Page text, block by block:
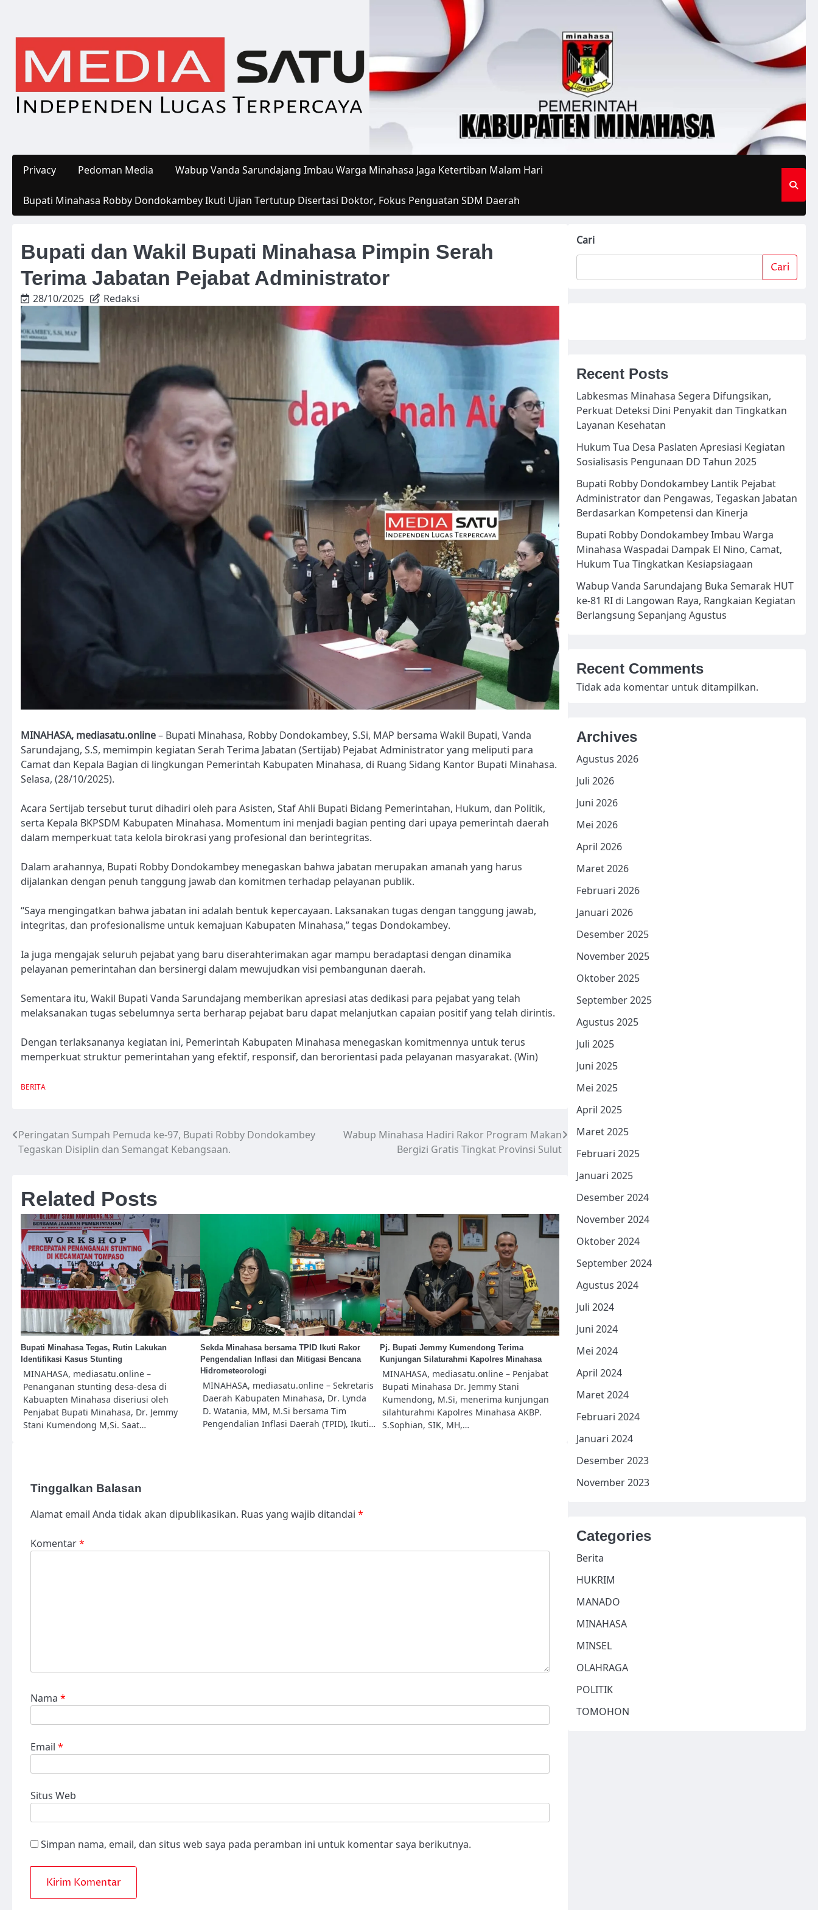
content
Privacy Pedoman Media Wabup Vanda Sarundajang Imbau Warga Minahasa Jaga Ketertiban Malam Hari
Bupati Minahasa Robby Dondokambey Ikuti Ujian Tertutup Disertasi Doktor, Fokus Penguatan SDM Daerah
Bupati dan Wakil Bupati Minahasa Pimpin Serah
Terima Jabatan Pejabat Administrator
28/10/2025 Redaksi
MINAHASA, mediasatu.online– Bupati Minahasa, Robby Dondokambey, S.Si, MAP bersama Wakil Bupati, Vanda
Sarundajang, S.S, memimpin kegiatan Serah Terima Jabatan (Sertijab) Pejabat Administrator yang meliputi para
Camat dan Kepala Bagian di lingkungan Pemerintah Kabupaten Minahasa, di Ruang Sidang Kantor Bupati Minahasa.
Selasa, (28/10/2025).
Acara Sertijab tersebut turut dihadiri oleh para Asisten, Staf Ahli Bupati Bidang Pemerintahan, Hukum, dan Politik,
serta Kepala BKPSDM Kabupaten Minahasa. Momentum ini menjadi bagian penting dari upaya pemerintah daerah
dalam memperkuat tata kelola birokrasi yang profesional dan berintegritas.
Dalam arahannya, Bupati Robby Dondokambey menegaskan bahwa jabatan merupakan amanah yang harus
dijalankan dengan penuh tanggung jawab dan komitmen terhadap pelayanan publik.
“Saya mengingatkan bahwa jabatan ini adalah bentuk kepercayaan. Laksanakan tugas dengan tanggung jawab,
integritas, dan profesionalisme untuk kemajuan Kabupaten Minahasa,” tegas Dondokambey.
Ia juga mengajak seluruh pejabat yang baru diserahterimakan agar mampu beradaptasi dengan dinamika
pelayanan pemerintahan dan bersinergi dalam mewujudkan visi pembangunan daerah.
Sementara itu, Wakil Bupati Vanda Sarundajang memberikan apresiasi atas dedikasi para pejabat yang telah
melaksanakan tugas sebelumnya serta berharap pejabat baru dapat melanjutkan capaian positif yang telah dirintis.
Dengan terlaksananya kegiatan ini, Pemerintah Kabupaten Minahasa menegaskan komitmennya untuk terus
memperkuat struktur pemerintahan yang efektif, responsif, dan berorientasi pada pelayanan masyarakat. (Win)
BERITA
Navigasi
pos
Peringatan Sumpah Pemuda ke-97, Bupati Robby Dondokambey
Tegaskan Disiplin dan Semangat Kebangsaan.
Wabup Minahasa Hadiri Rakor Program Makan
Bergizi Gratis Tingkat Provinsi Sulut
Related Posts
Bupati Minahasa Tegas, Rutin Lakukan
Identifikasi Kasus Stunting
MINAHASA, mediasatu.online –
Penanganan stunting desa-desa di
Kabuapten Minahasa diseriusi oleh
Penjabat Bupati Minahasa, Dr. Jemmy
Stani Kumendong M,Si. Saat…
Sekda Minahasa bersama TPID Ikuti Rakor
Pengendalian Inflasi dan Mitigasi Bencana
Hidrometeorologi
MINAHASA, mediasatu.online – Sekretaris
Daerah Kabupaten Minahasa, Dr. Lynda
D. Watania, MM, M.Si bersama Tim
Pengendalian Inflasi Daerah (TPID), Ikuti…
Pj. Bupati Jemmy Kumendong Terima
Kunjungan Silaturahmi Kapolres Minahasa
MINAHASA, mediasatu.online – Penjabat
Bupati Minahasa Dr. Jemmy Stani
Kumendong, M.Si, menerima kunjungan
silahturahmi Kapolres Minahasa AKBP.
S.Sophian, SIK, MH,…
Tinggalkan Balasan
Alamat email Anda tidak akan dipublikasikan. Ruas yang wajib ditandai *
Komentar*
Nama *
Email *
Situs Web
Simpan nama, email, dan situs web saya pada peramban ini untuk komentar saya berikutnya.
Cari
Cari
Recent Posts
Labkesmas Minahasa Segera Difungsikan,
Perkuat Deteksi Dini Penyakit dan Tingkatkan
Layanan Kesehatan
Hukum Tua Desa Paslaten Apresiasi Kegiatan
Sosialisasis Pengunaan DD Tahun 2025
Bupati Robby Dondokambey Lantik Pejabat
Administrator dan Pengawas, Tegaskan Jabatan
Berdasarkan Kompetensi dan Kinerja
Bupati Robby Dondokambey Imbau Warga
Minahasa Waspadai Dampak El Nino, Camat,
Hukum Tua Tingkatkan Kesiapsiagaan
Wabup Vanda Sarundajang Buka Semarak HUT
ke-81 RI di Langowan Raya, Rangkaian Kegiatan
Berlangsung Sepanjang Agustus
Recent Comments
Tidak ada komentar untuk ditampilkan.
Archives
Agustus 2026
Juli 2026
Juni 2026
Mei 2026
April 2026
Maret 2026
Februari 2026
Januari 2026
Desember 2025
November 2025
Oktober 2025
September 2025
Agustus 2025
Juli 2025
Juni 2025
Mei 2025
April 2025
Maret 2025
Februari 2025
Januari 2025
Desember 2024
November 2024
Oktober 2024
September 2024
Agustus 2024
Juli 2024
Juni 2024
Mei 2024
April 2024
Maret 2024
Februari 2024
Januari 2024
Desember 2023
November 2023
Categories
Berita
HUKRIM
MANADO
MINAHASA
MINSEL
OLAHRAGA
POLITIK
TOMOHON